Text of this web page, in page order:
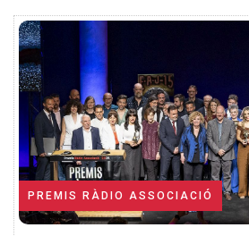
PREMIS RÀDIO ASSOCIACIÓ